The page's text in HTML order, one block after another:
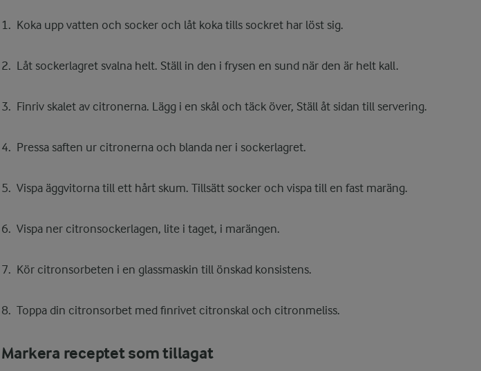
Koka upp vatten och socker och låt koka tills sockret har löst sig.
Låt sockerlagret svalna helt. Ställ in den i frysen en sund när den är helt kall.
Finriv skalet av citronerna. Lägg i en skål och täck över, Ställ åt sidan till servering.
Pressa saften ur citronerna och blanda ner i sockerlagret.
Vispa äggvitorna till ett hårt skum. Tillsätt socker och vispa till en fast maräng.
Vispa ner citronsockerlagen, lite i taget, i marängen.
Kör citronsorbeten i en glassmaskin till önskad konsistens.
Toppa din citronsorbet med finrivet citronskal och citronmeliss.
Markera receptet som tillagat